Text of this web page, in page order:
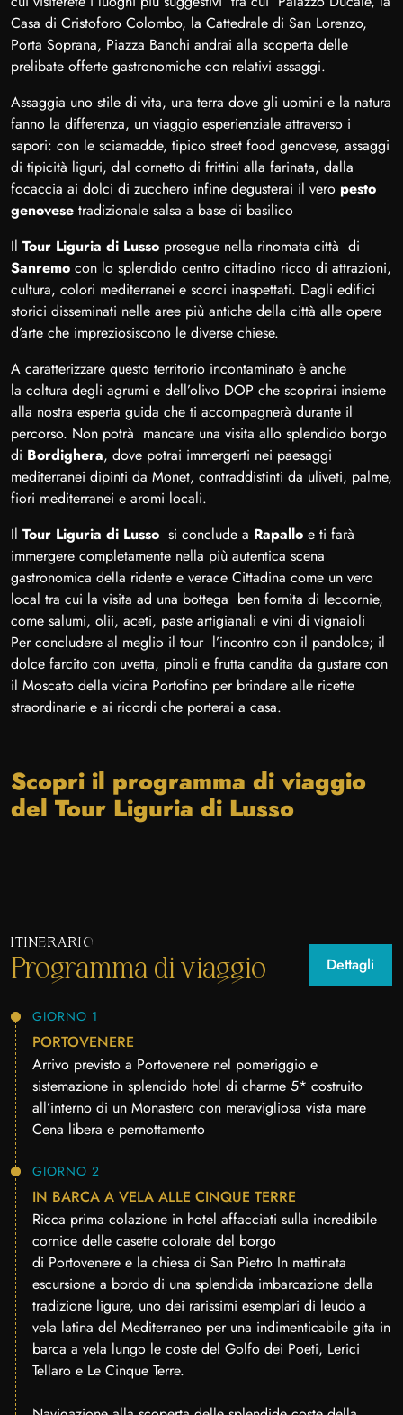
Casa di Cristoforo Colombo, la Cattedrale di San Lorenzo,
Porta Soprana, Piazza Banchi andrai alla scoperta delle
prelibate offerte gastronomiche con relativi assaggi.
Assaggia uno stile di vita, una terra dove gli uomini e la natura
fanno la differenza, un viaggio esperienziale attraverso i
sapori: con le sciamadde, tipico street food genovese, assaggi
di tipicità liguri, dal cornetto di frittini alla farinata, dalla
focaccia ai dolci di zucchero infine degusterai il vero pesto
genovese tradizionale salsa a base di basilico
Il Tour Liguria di Lusso prosegue nella rinomata città di
Sanremo con lo splendido centro cittadino ricco di attrazioni,
cultura, colori mediterranei e scorci inaspettati. Dagli edifici
storici disseminati nelle aree più antiche della città alle opere
d’arte che impreziosiscono le diverse chiese.
A caratterizzare questo territorio incontaminato è anche
la coltura degli agrumi e dell’olivo DOP che scoprirai insieme
alla nostra esperta guida che ti accompagnerà durante il
percorso. Non potrà mancare una visita allo splendido borgo
di Bordighera, dove potrai immergerti nei paesaggi
mediterranei dipinti da Monet, contraddistinti da uliveti, palme,
fiori mediterranei e aromi locali.
Il Tour Liguria di Lusso si conclude a Rapallo e ti farà
immergere completamente nella più autentica scena
gastronomica della ridente e verace Cittadina come un vero
local tra cui la visita ad una bottega ben fornita di leccornie,
come salumi, olii, aceti, paste artigianali e vini di vignaioli
Per concludere al meglio il tour l’incontro con il pandolce; il
dolce farcito con uvetta, pinoli e frutta candita da gustare con
il Moscato della vicina Portofino per brindare alle ricette
straordinarie e ai ricordi che porterai a casa.
Scopri il programma di viaggio
del Tour Liguria di Lusso
ITINERARIO
Programma di viaggio Dettagli
GIORNO 1
PORTOVENERE
Arrivo previsto a Portovenere nel pomeriggio e
sistemazione in splendido hotel di charme 5* costruito
all’interno di un Monastero con meravigliosa vista mare
Cena libera e pernottamento
GIORNO 2
IN BARCA A VELA ALLE CINQUE TERRE
Ricca prima colazione in hotel affacciati sulla incredibile
cornice delle casette colorate del borgo
di Portovenere e la chiesa di San Pietro In mattinata
escursione a bordo di una splendida imbarcazione della
tradizione ligure, uno dei rarissimi esemplari di leudo a
vela latina del Mediterraneo per una indimenticabile gita in
barca a vela lungo le coste del Golfo dei Poeti, Lerici
Tellaro e Le Cinque Terre.